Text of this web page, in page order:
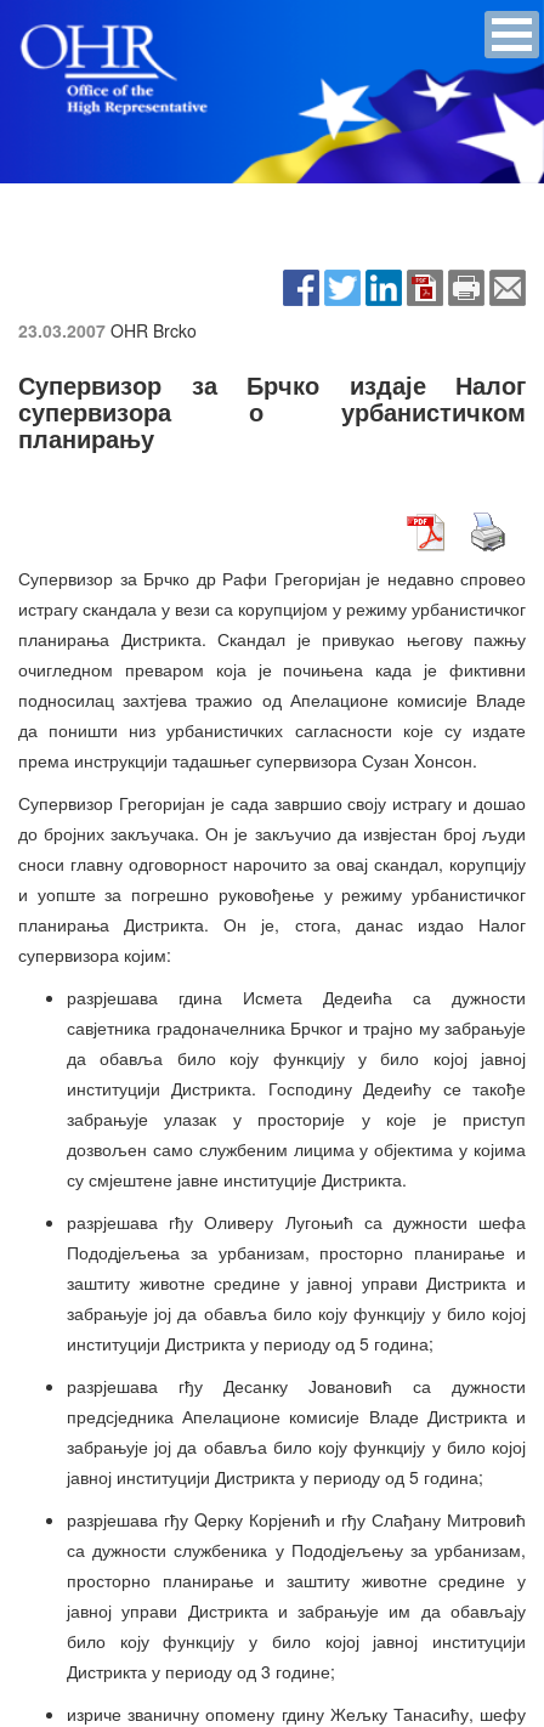
23.03.2007 OHR Brcko
Супервизор за Брчко издаје Налог
супервизора о урбанистичком
планирању
Супервизор за Брчко др Рафи Грегоријан је недавно спровео
истрагу скандала у вези са корупцијом у режиму урбанистичког
планирања Дистрикта. Скандал је привукао његову пажњу
очигледном преваром која је почињена када је фиктивни
подносилац захтјева тражио од Апелационе комисије Владе
да поништи низ урбанистичких сагласности које су издате
према инструкцији тадашњег супервизора Сузан Xонсон.
Супервизор Грегоријан је сада завршио своју истрагу и дошао
до бројних закључака. Он је закључио да извјестан број људи
сноси главну одговорност нарочито за овај скандал, корупцију
и уопште за погрешно руковођење у режиму урбанистичког
планирања Дистрикта. Он је, стога, данас издао Налог
супервизора којим:
разрјешава гдина Исмета Дедеића са дужности
савјетника градоначелника Брчког и трајно му забрањује
да обавља било коју функцију у било којој јавној
институцији Дистрикта. Господину Дедеићу се такође
забрањује улазак у просторије у које је приступ
дозвољен само службеним лицима у објектима у којима
су смјештене јавне институције Дистрикта.
разрјешава гђу Оливеру Лугоњић са дужности шефа
Пододјељења за урбанизам, просторно планирање и
заштиту животне средине у јавној управи Дистрикта и
забрањује јој да обавља било коју функцију у било којој
институцији Дистрикта у периоду од 5 година;
разрјешава гђу Десанку Јовановић са дужности
предсједника Апелационе комисије Владе Дистрикта и
забрањује јој да обавља било коју функцију у било којој
јавној институцији Дистрикта у периоду од 5 година;
разрјешава гђу Qерку Корјенић и гђу Слађану Митровић
са дужности службеника у Пододјељењу за урбанизам,
просторно планирање и заштиту животне средине у
јавној управи Дистрикта и забрањује им да обављају
било коју функцију у било којој јавној институцији
Дистрикта у периоду од 3 године;
изриче званичну опомену гдину Жељку Танасићу, шефу